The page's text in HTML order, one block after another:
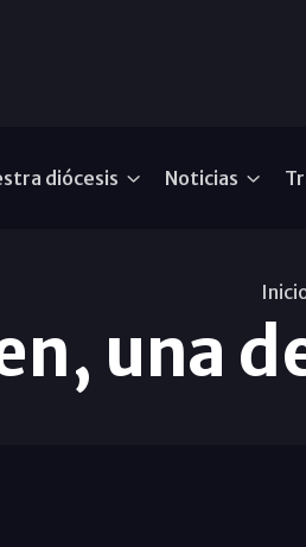
diócesis Noticias
una